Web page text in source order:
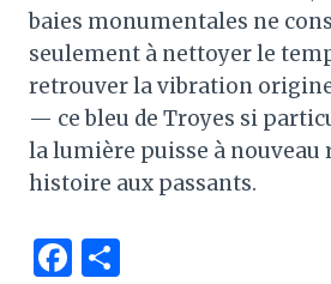
baies monumentales ne
seulement à nettoyer le
retrouver la vibration
— ce bleu de Troyes si
la lumière puisse à nouveau
histoire aux passants.
F